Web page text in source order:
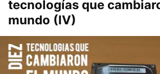
tecnologías que
mundo (IV)